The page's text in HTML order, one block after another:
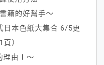
籍的好幫手～
日本色紙大集合 6/5更
）
理由Ⅰ～